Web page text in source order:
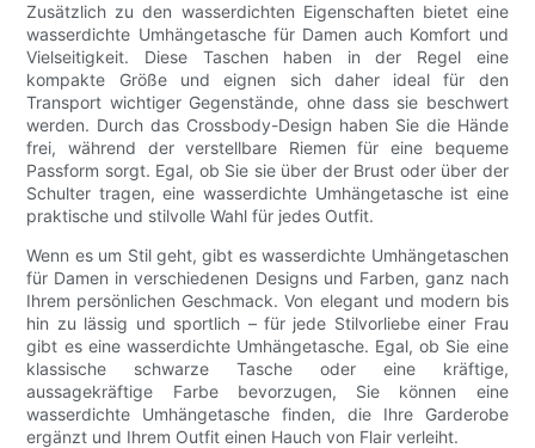
Zusätzlich zu den wasserdichten Eigenschaften bietet eine
wasserdichte Umhängetasche für Damen auch Komfort und
Vielseitigkeit. Diese Taschen haben in der Regel eine
kompakte Größe und eignen sich daher ideal für den
Transport wichtiger Gegenstände, ohne dass sie beschwert
werden. Durch das Crossbody-Design haben Sie die Hände
frei, während der verstellbare Riemen für eine bequeme
Passform sorgt. Egal, ob Sie sie über der Brust oder über der
Schulter tragen, eine wasserdichte Umhängetasche ist eine
praktische und stilvolle Wahl für jedes Outfit.
Wenn es um Stil geht, gibt es wasserdichte Umhängetaschen
für Damen in verschiedenen Designs und Farben, ganz nach
Ihrem persönlichen Geschmack. Von elegant und modern bis
hin zu lässig und sportlich – für jede Stilvorliebe einer Frau
gibt es eine wasserdichte Umhängetasche. Egal, ob Sie eine
klassische schwarze Tasche oder eine kräftige,
aussagekräftige Farbe bevorzugen, Sie können eine
wasserdichte Umhängetasche finden, die Ihre Garderobe
ergänzt und Ihrem Outfit einen Hauch von Flair verleiht.